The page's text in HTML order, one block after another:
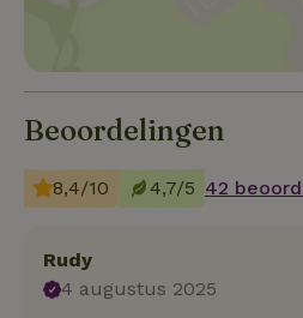
Beoordelingen
8,4/10 4,7/5 42
Rudy
4 augustus 2025